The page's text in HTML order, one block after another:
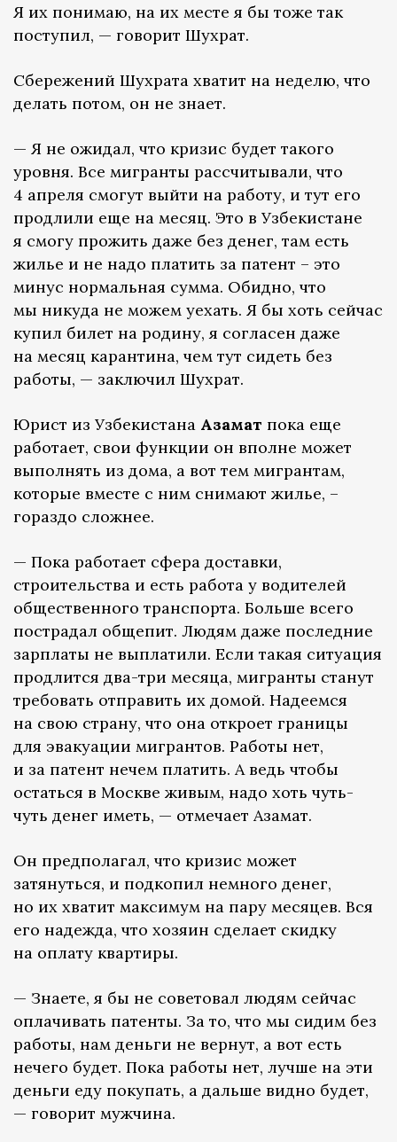
Я их понимаю, на их месте я бы тоже так
поступил, — говорит Шухрат.
Сбережений Шухрата хватит на неделю, что
делать потом, он не знает.
— Я не ожидал, что кризис будет такого
уровня. Все мигранты рассчитывали, что
4 апреля смогут выйти на работу, и тут его
продлили еще на месяц. Это в Узбекистане
я смогу прожить даже без денег, там есть
жилье и не надо платить за патент – это
минус нормальная сумма. Обидно, что
мы никуда не можем уехать. Я бы хоть сейчас
купил билет на родину, я согласен даже
на месяц карантина, чем тут сидеть без
работы, — заключил Шухрат.
Юрист из Узбекистана Азамат пока еще
работает, свои функции он вполне может
выполнять из дома, а вот тем мигрантам,
которые вместе с ним снимают жилье, –
гораздо сложнее.
— Пока работает сфера доставки,
строительства и есть работа у водителей
общественного транспорта. Больше всего
пострадал общепит. Людям даже последние
зарплаты не выплатили. Если такая ситуация
продлится два-три месяца, мигранты станут
требовать отправить их домой. Надеемся
на свою страну, что она откроет границы
для эвакуации мигрантов. Работы нет,
и за патент нечем платить. А ведь чтобы
остаться в Москве живым, надо хоть чуть-
чуть денег иметь, — отмечает Азамат.
Он предполагал, что кризис может
затянуться, и подкопил немного денег,
но их хватит максимум на пару месяцев. Вся
его надежда, что хозяин сделает скидку
на оплату квартиры.
— Знаете, я бы не советовал людям сейчас
оплачивать патенты. За то, что мы сидим без
работы, нам деньги не вернут, а вот есть
нечего будет. Пока работы нет, лучше на эти
деньги еду покупать, а дальше видно будет,
— говорит мужчина.